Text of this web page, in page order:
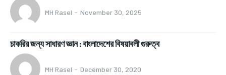
MH Rasel - November 30, 2025
চাকরির জন্য সাধারণ জ্ঞান : বাংলাদেশের বিষয়াবলী গুরুত্ব
MH Rasel - December 30, 2020